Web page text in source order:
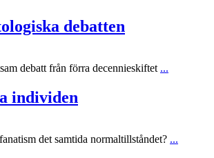
debatten
debatt från förra decennieskiftet ...
individen
det samtida normaltillståndet? ...